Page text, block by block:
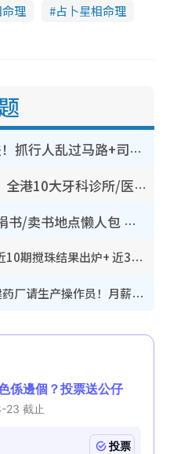
理
占卜星相命理
警方即日起全港大执法！抓行人乱过马路+司机不专注驾驶！乱过马路罚$2000
洗牙平靓正推荐2026｜全港10大牙科诊所/医院懒人包 夜诊至8点/镇静洁牙/医疗券适用
捐书2026︱全港13大捐书/卖书地点懒人包 二手课本最高$150＋旧书换免费咖啡/戏票
六合彩搅珠结果 | 六合彩近10期搅珠结果出炉+ 近30期最旺热门中奖号码
葵涌招聘2026｜莱特维健药厂请生产操作员！月薪高达$1.7万 冷气厂房/五天工作/保障双粮